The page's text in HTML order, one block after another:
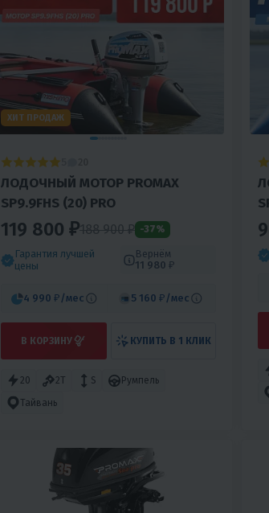
ХИТ ПРОДАЖ
ЛОДОЧНЫЙ МОТОР PROMAX
SP9.9FHS (20) PRO
119 800 ₽188 900 ₽ -37%
Гарантия лучшей
цены
Вернём
11 980 ₽
4 990 ₽ /мес 5 160 ₽ /мес
В КОРЗИНУ КУПИТЬ В 1 КЛИК
20 2T S
Румпель
Тайвань